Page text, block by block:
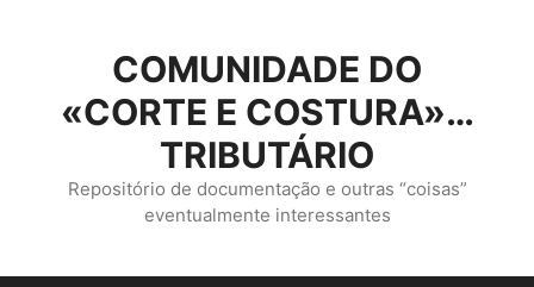
conteúdo
COMUNIDADE DO
«CORTE E COSTURA»…
TRIBUTÁRIO
Repositório de documentação e outras “coisas”
eventualmente interessantes